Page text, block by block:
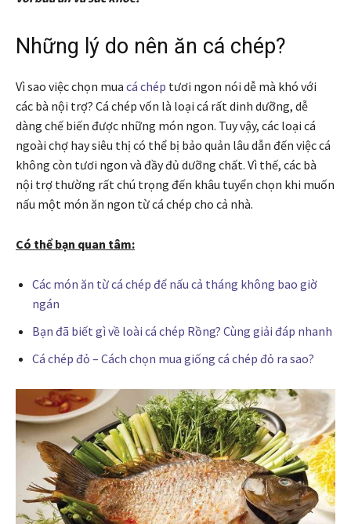
Những lý do nên ăn cá chép?
Vì sao việc chọn mua cá chép tươi ngon nói dễ mà khó với
các bà nội trợ? Cá chép vốn là loại cá rất dinh dưỡng, dễ
dàng chế biến được những món ngon. Tuy vậy, các loại cá
ngoài chợ hay siêu thị có thể bị bảo quản lâu dẫn đến việc cá
không còn tươi ngon và đầy đủ dưỡng chất. Vì thế, các bà
nội trợ thường rất chú trọng đến khâu tuyển chọn khi muốn
nấu một món ăn ngon từ cá chép cho cả nhà.
Có thể bạn quan tâm:
Các món ăn từ cá chép để nấu cả tháng không bao giờ
ngán
Bạn đã biết gì về loài cá chép Rồng? Cùng giải đáp nhanh
Cá chép đỏ – Cách chọn mua giống cá chép đỏ ra sao?